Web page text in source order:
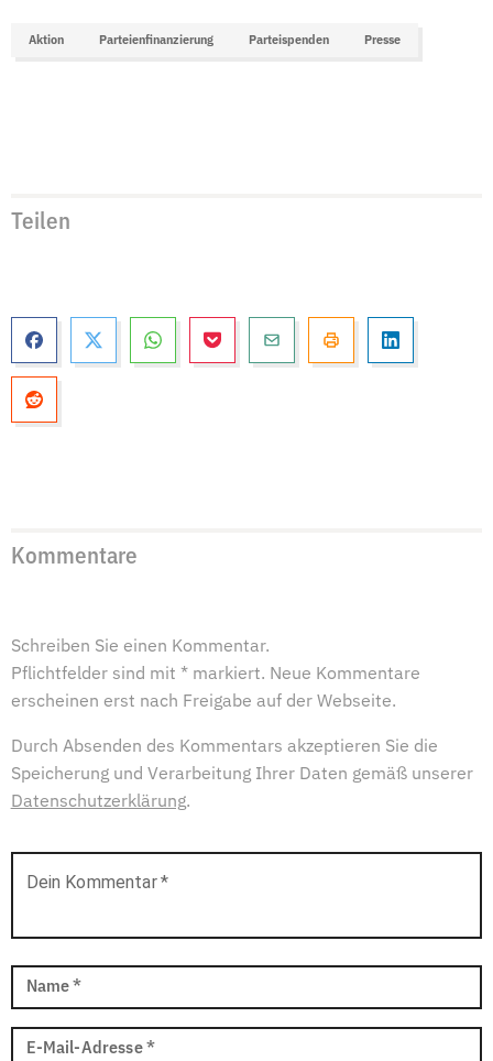
Aktion Parteienfinanzierung Parteispenden Presse
Teilen
Kommentare
Schreiben Sie einen Kommentar.
Pflichtfelder sind mit * markiert. Neue Kommentare
erscheinen erst nach Freigabe auf der Webseite.
Durch Absenden des Kommentars akzeptieren Sie die
Speicherung und Verarbeitung Ihrer Daten gemäß unserer
Datenschutzerklärung.
Dein Kommentar*
Name *
E-Mail-Adresse *